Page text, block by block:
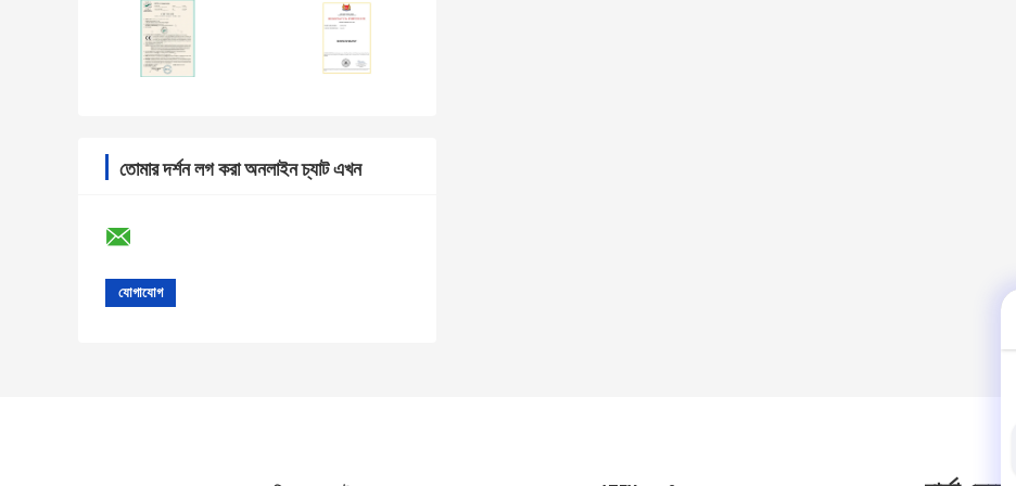
তোমার দর্শন লগ করা অনলাইন চ্যাট এখন